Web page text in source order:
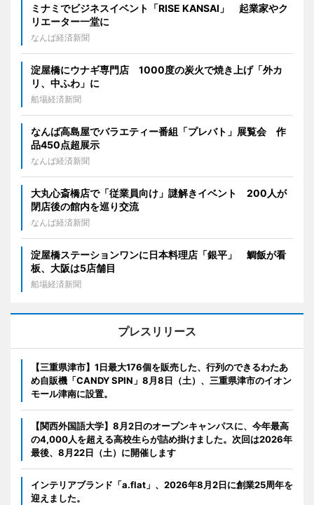
ミナミでビジネスイベント「RISE KANSAI」 起業家やク
リエーター一堂に
なんば経済新聞
淀屋橋にウナギ専門店 1000度の炭火で焼き上げ「外カ
リ、中ふわ」に
船場経済新聞
なんば高島屋でバラエティー番組「プレバト」展覧会 作
品450点超展示
なんば経済新聞
大丸心斎橋店で「従業員向け」謎解きイベント 200人が
閉店後の館内を巡り交流
なんば経済新聞
淀屋橋ステーションワンに日本料理店「銀平」 鯛飯が看
板、大阪は5店舗目
船場経済新聞
プレスリリース
【三重県津市】1日最大176個を販売した、行列のできるわたあ
め自販機「CANDY SPIN」8月8日（土）、三重県津市のイオン
モール津南に設置。
【関西外国語大学】8月2日のオープンキャンパスに、今年最高
の4,000人を超える高校生らが詰め掛けました。次回は2026年
最後、8月22日（土）に開催します
インテリアブランド「a.flat」、2026年8月2日に創業25周年を
迎えました。